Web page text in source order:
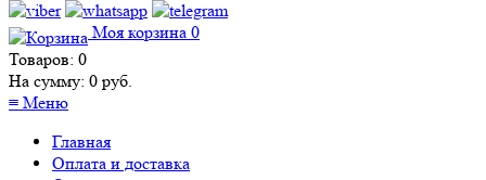
Моя корзина 0
Товаров: 0
На сумму: 0 руб.
≡ Меню
Главная
Оплата и доставка